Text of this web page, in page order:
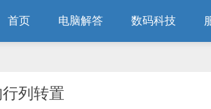
首页 电脑解答 数码科技
列转置